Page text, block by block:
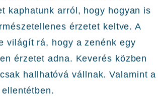
kaphatunk arról, hogy hogyan is
érzetet keltve. A
világít rá, hogy a zenénk egy
érzetet adna. Keverés közben
hallhatóvá vállnak. Valamint a